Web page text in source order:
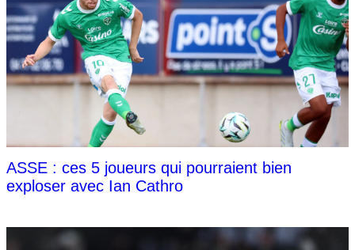
ASSE : ces 5 joueurs qui pourraient bien
exploser avec Ian Cathro